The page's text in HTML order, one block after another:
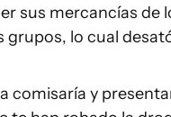
sus mercancías de
grupos, lo cual
comisaría y